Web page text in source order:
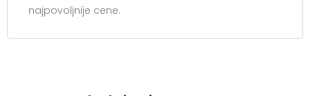
najpovoljnije cene.